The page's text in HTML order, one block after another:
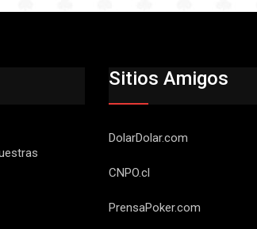
Sitios Amigos
DolarDolar.com
CNPO.cl
PrensaPoker.com